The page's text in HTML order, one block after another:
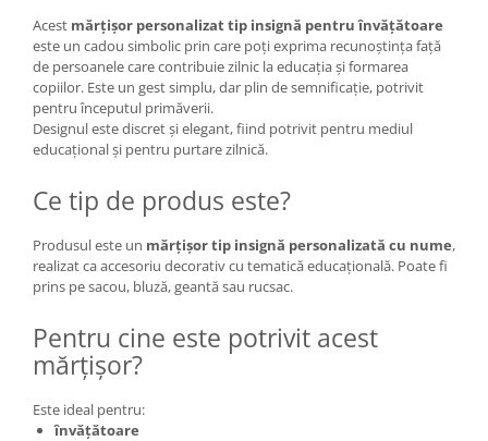
Acest mărțișor personalizat tip insignă pentru învățătoare
este un cadou simbolic prin care poți exprima recunoștința față
de persoanele care contribuie zilnic la educația și formarea
copiilor. Este un gest simplu, dar plin de semnificație, potrivit
pentru începutul primăverii.
Designul este discret și elegant, fiind potrivit pentru mediul
educațional și pentru purtare zilnică.
Ce tip de produs este?
Produsul este un mărțișor tip insignă personalizată cu nume,
realizat ca accesoriu decorativ cu tematică educațională. Poate fi
prins pe sacou, bluză, geantă sau rucsac.
Pentru cine este potrivit acest
mărțișor?
Este ideal pentru:
învățătoare